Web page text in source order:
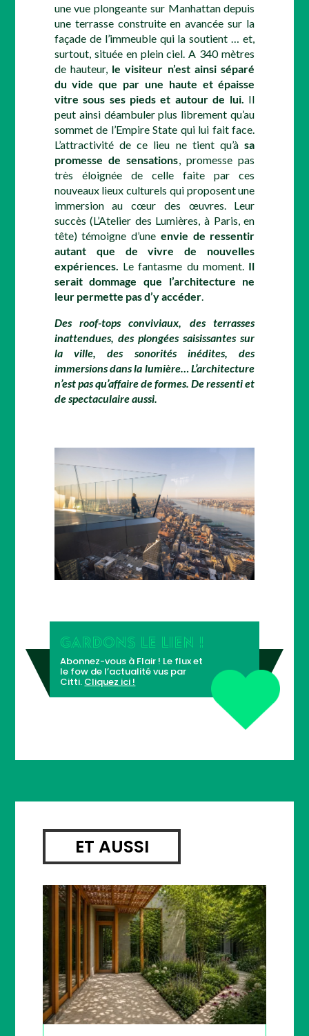
une vue plongeante sur Manhattan depuis
une terrasse construite en avancée sur la
façade de l’immeuble qui la soutient … et,
surtout, située en plein ciel. A 340 mètres
de hauteur, le visiteur n’est ainsi séparé
du vide que par une haute et épaisse
vitre sous ses pieds et autour de lui. Il
peut ainsi déambuler plus librement qu’au
sommet de l’Empire State qui lui fait face.
L’attractivité de ce lieu ne tient qu’àsa
promesse de sensations, promesse pas
très éloignée de celle faite par ces
nouveaux lieux culturels qui proposent une
immersion au cœur des œuvres. Leur
succès (L’Atelier des Lumières, à Paris, en
tête) témoigne d’une envie de ressentir
autant que de vivre de nouvelles
expériences. Le fantasme du moment. Il
serait dommage que l’architecture ne
leur permette pas d’y accéder.
Des roof-tops conviviaux, des terrasses
inattendues, des plongées saisissantes sur
la ville, des sonorités inédites, des
immersions dans la lumière… L’architecture
n’est pas qu’affaire de formes. De ressenti et
de spectaculaire aussi.
GARDONS LE LIEN !
Abonnez-vous à Flair ! Le flux et
le fow de l’actualité vus par
Citti. Cliquez ici !
ET AUSSI